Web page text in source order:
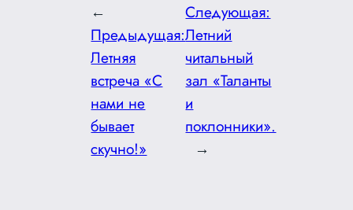
←
Предыдущая:
Летняя
встреча «С
нами не
бывает
скучно!»
Следующая:
Летний
читальный
зал «Таланты
и
поклонники».
→